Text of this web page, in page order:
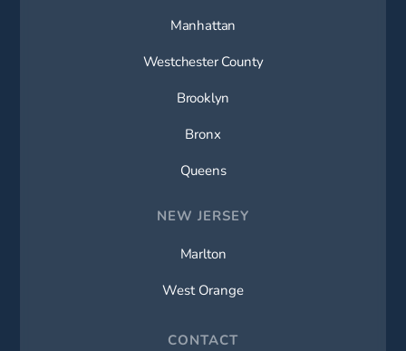
Manhattan
Westchester County
Brooklyn
Bronx
Queens
NEW JERSEY
Marlton
West Orange
CONTACT